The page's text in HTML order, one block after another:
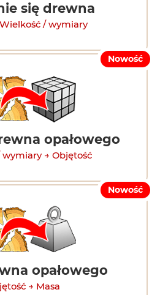
się drewna
/ wymiary
Nowość
opałowego
→ Objętość
Nowość
opałowego
→ Masa